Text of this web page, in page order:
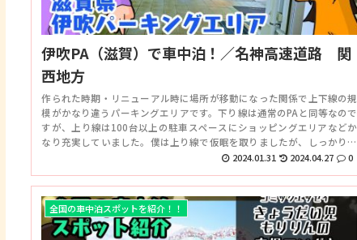
伊吹PA（滋賀）で車中泊！／名神高速道路 関
西地方
作られた時期・リニューアル時に場所が移動になった関係で上下線の規
模がかなり違うパーキングエリアです。下り線は通常のPAと同等なので
すが、上り線は100台以上の駐車スペースにショッピングエリアなどか
なり充実していました。僕は上り線で仮眠を取りましたが、しっかりと
駐車スペースを選び騒音から逃れることで快適でした。
2024.01.31 2024.04.27 0
全国の車中泊スポットを紹介！！